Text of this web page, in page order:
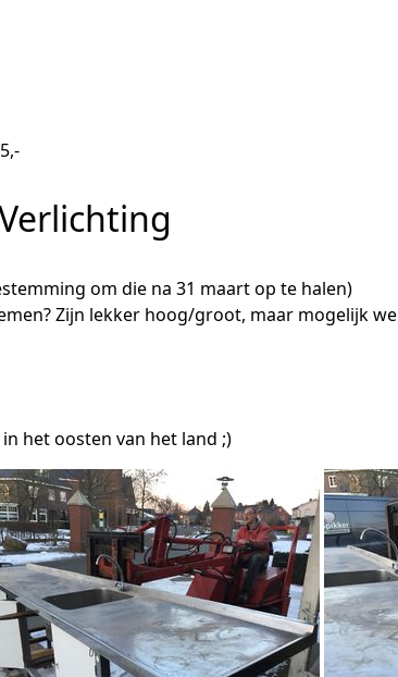
om die na 31 maart op te halen)
Zijn lekker hoog/groot, maar mogelijk
het oosten van het land ;)